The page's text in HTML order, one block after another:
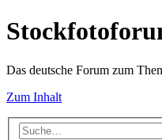
Das deutsche Forum zum
Zum Inhalt